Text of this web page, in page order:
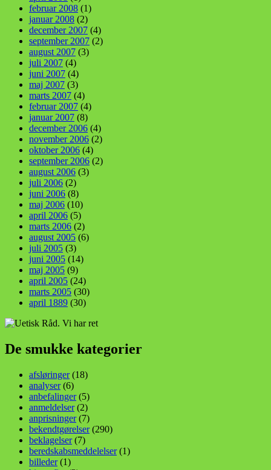
februar 2008 (1)
januar 2008 (2)
december 2007 (4)
september 2007 (2)
august 2007 (3)
juli 2007 (4)
juni 2007 (4)
maj 2007 (3)
marts 2007 (4)
februar 2007 (4)
januar 2007 (8)
december 2006 (4)
november 2006 (2)
oktober 2006 (4)
september 2006 (2)
august 2006 (3)
juli 2006 (2)
juni 2006 (8)
maj 2006 (10)
april 2006 (5)
marts 2006 (2)
august 2005 (6)
juli 2005 (3)
juni 2005 (14)
maj 2005 (9)
april 2005 (24)
marts 2005 (30)
april 1889 (30)
De smukke kategorier
afsløringer(18)
analyser(6)
anbefalinger(5)
anmeldelser(2)
anprisninger(7)
bekendtgørelser(290)
beklagelser(7)
beredskabsmeddelelser(1)
billeder(1)